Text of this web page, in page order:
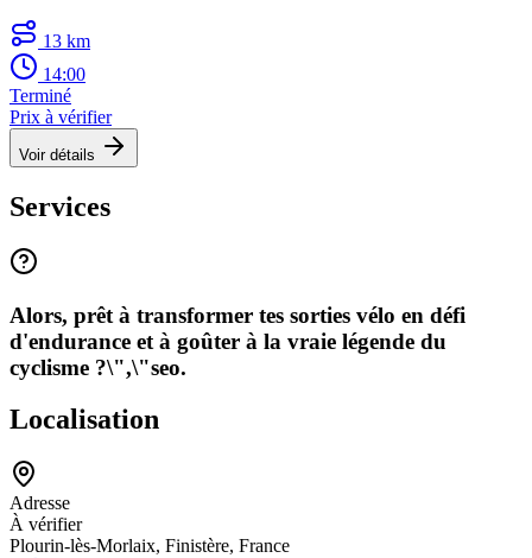
13 km
14:00
Terminé
Prix à vérifier
Voir détails
Services
Alors, prêt à transformer tes sorties vélo en défi
d'endurance et à goûter à la vraie légende du
cyclisme ?\",\"seo.
Localisation
Adresse
À vérifier
Plourin-lès-Morlaix, Finistère, France